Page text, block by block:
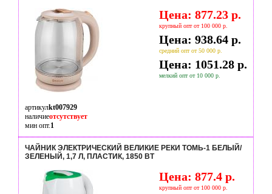
Цена: 877.23 р.
крупный опт от 100 000 р.
Цена: 938.64 р.
средний опт от 50 000 р.
Цена: 1051.28 р.
мелкий опт от 10 000 р.
артикулkt007929
наличиеотсутствует
мин опт.1
ЧАЙНИК ЭЛЕКТРИЧЕСКИЙ ВЕЛИКИЕ РЕКИ ТОМЬ-1 БЕЛЫЙ/
ЗЕЛЕНЫЙ, 1,7 Л, ПЛАСТИК, 1850 ВТ
Цена: 877.4 р.
крупный опт от 100 000 р.